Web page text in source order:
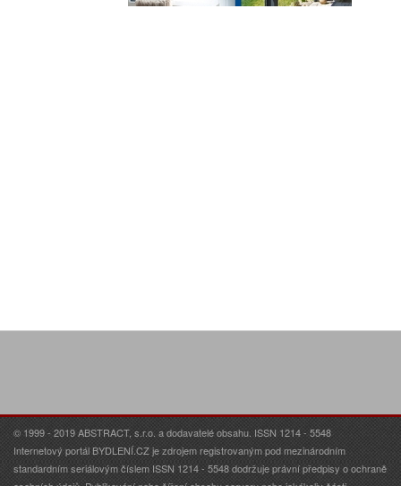
© 1999 - 2019 ABSTRACT, s.r.o. a dodavatelé obsahu. ISSN 1214 - 5548
Internetový portál BYDLENÍ.CZ je zdrojem registrovaným pod mezinárodním
standardním seriálovým číslem ISSN 1214 - 5548 dodržuje právní předpisy o ochraně